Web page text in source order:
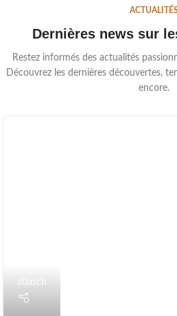
ACTUALITÉS
Dernières news sur
Restez informés des actualités
Découvrez les dernières découvertes,
encore.
atlasch